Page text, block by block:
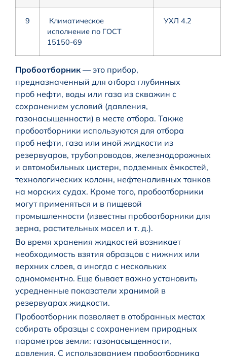
9
Климатическое
исполнение по ГОСТ
15150-69
УХЛ 4.2
Пробоотборник — это прибор,
предназначенный для отбора глубинных
проб нефти, воды или газа из скважин с
сохранением условий (давления,
газонасыщенности) в месте отбора. Также
пробоотборники используются для отбора
проб нефти, газа или иной жидкости из
резервуаров, трубопроводов, железнодорожных
и автомобильных цистерн, подземных ёмкостей,
технологических колонн, нефтеналивных танков
на морских судах. Кроме того, пробоотборники
могут применяться и в пищевой
промышленности (известны пробоотборники для
зерна, растительных масел и т. д.).
Во время хранения жидкостей возникает
необходимость взятия образцов с нижних или
верхних слоев, а иногда с нескольких
одномоментно. Еще бывает важно установить
усредненные показатели хранимой в
резервуарах жидкости.
Пробоотборник позволяет в отобранных местах
собирать образцы с сохранением природных
параметров земли: газонасыщенности,
давления. С использованием пробоотборника